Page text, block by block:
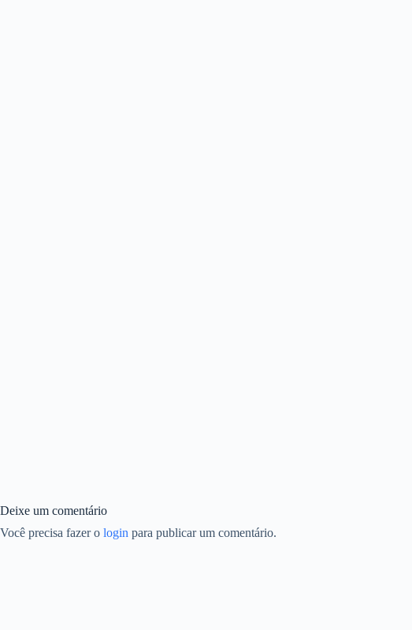
Deixe um comentário
Você precisa fazer o login para publicar um comentário.